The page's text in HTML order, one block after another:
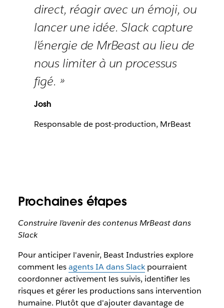
direct, réagir avec un émoji, ou
lancer une idée. Slack capture
l'énergie de MrBeast au lieu de
nous limiter à un processus
figé. »
Josh
Responsable de post-production, MrBeast
Prochaines étapes
Construire l’avenir des contenus MrBeast dans
Slack
Pour anticiper l'avenir, Beast Industries explore
comment lesagents IA dans Slackpourraient
coordonner activement les suivis, identifier les
risques et gérer les productions sans intervention
humaine. Plutôt que d'ajouter davantage de